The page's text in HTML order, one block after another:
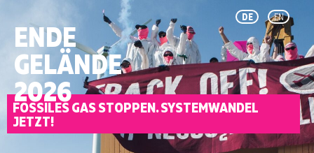
DE EN
ENDE
GELÄNDE
2026
FOSSILES GAS STOPPEN. SYSTEMWANDEL
JETZT!